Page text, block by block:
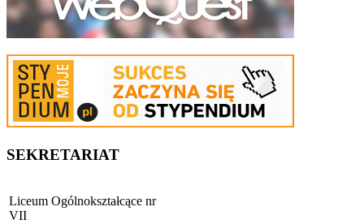
SEKRETARIAT
Liceum Ogólnokształcące nr
VII